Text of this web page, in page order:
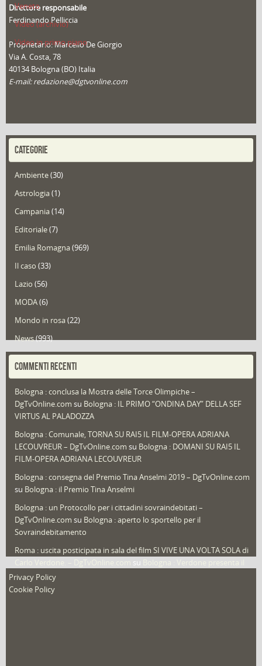
Veneto
Video (archivio)
Video in primo piano
Direttore responsabile
Ferdinando Pelliccia
Proprietario: Marcello De Giorgio
Via A. Costa, 78
40134 Bologna (BO) Italia
E-mail: redazione@dgtvonline.com
CATEGORIE
Ambiente(30)
Astrologia(1)
Campania(14)
Editoriale(7)
Emilia Romagna(969)
Il caso (33)
Lazio (56)
MODA(6)
Mondo in rosa(22)
News(993)
Portfolio(1)
Redazioni(1.050)
Speciali (22)
Sport
That's Bologna Magazine(25)
Video (archivio) (263)
COMMENTI RECENTI
Bologna : conclusa la Mostra delle Torce Olimpiche –
DgTvOnline.com su Bologna : IL PRIMO “ONDINA DAY” DELLA SEF
VIRTUS AL PALADOZZA
Bologna : Comunale, TORNA SU RAI5 IL FILM-OPERA ADRIANA
LECOUVREUR – DgTvOnline.com su Bologna : DOMANI SU RAI5 IL
FILM-OPERA ADRIANA LECOUVREUR
Bologna : consegna del Premio Tina Anselmi 2019 – DgTvOnline.com
su Bologna : il Premio Tina Anselmi
Bologna : un Protocollo per i cittadini sovraindebitati –
DgTvOnline.com su Bologna : aperto lo sportello per il
Sovraindebitamento
Roma : uscita posticipata in sala del film SI VIVE UNA VOLTA SOLA di
su
nuovo film
Privacy Policy
Cookie Policy